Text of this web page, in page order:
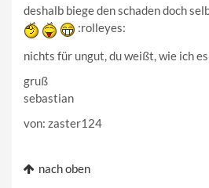
deshalb biege den schaden doch
:rolleyes:
nichts für ungut, du weißt, wie ich es
gruß
sebastian
von: zaster124
nach oben